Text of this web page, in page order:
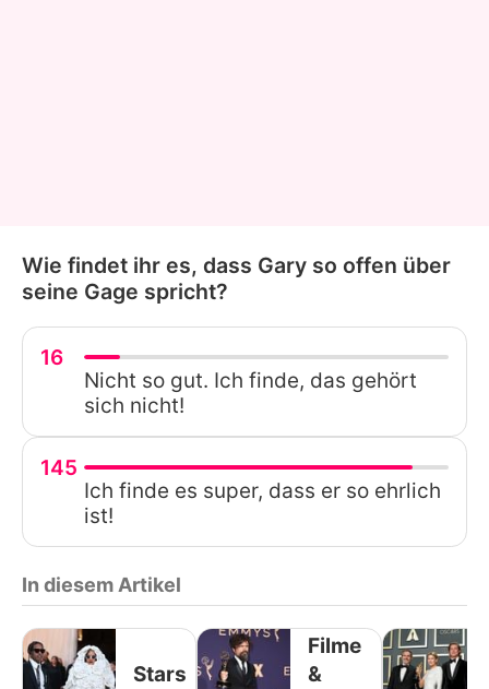
Wie findet ihr es, dass Gary so offen über
seine Gage spricht?
16
Nicht so gut. Ich finde, das gehört
sich nicht!
145
Ich finde es super, dass er so ehrlich
ist!
In diesem Artikel
Stars
Filme
&